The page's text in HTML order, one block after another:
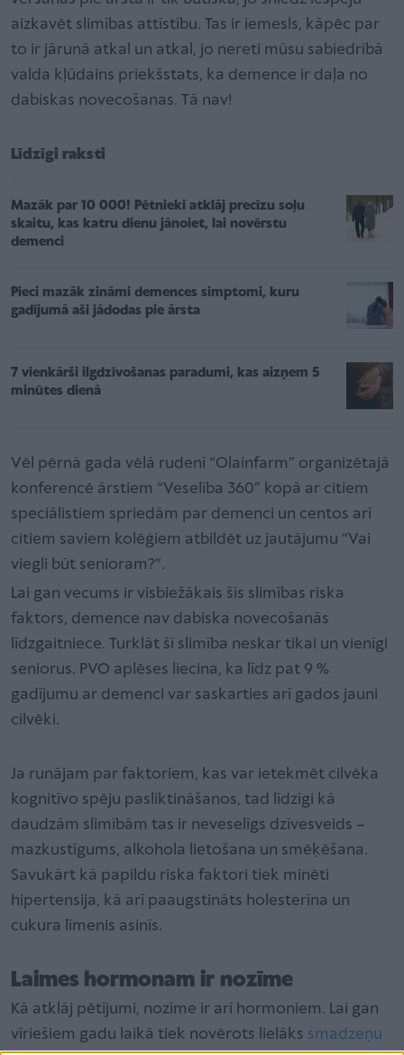
aizkavēt slimības attīstību. Tas ir iemesls, kāpēc par
to ir jārunā atkal un atkal, jo nereti mūsu sabiedrībā
valda kļūdains priekšstats, ka demence ir daļa no
dabiskas novecošanas. Tā nav!
Līdzīgi raksti
Mazāk par 10 000! Pētnieki atklāj precīzu soļu
skaitu, kas katru dienu jānoiet, lai novērstu
demenci
Pieci mazāk zināmi demences simptomi, kuru
gadījumā aši jādodas pie ārsta
7 vienkārši ilgdzīvošanas paradumi, kas aizņem 5
minūtes dienā
Vēl pērnā gada vēlā rudenī “Olainfarm” organizētajā
konferencē ārstiem “Veselība 360” kopā ar citiem
speciālistiem spriedām par demenci un centos arī
citiem saviem kolēģiem atbildēt uz jautājumu “Vai
viegli būt senioram?”.
Lai gan vecums ir visbiežākais šīs slimības riska
faktors, demence nav dabiska novecošanās
līdzgaitniece. Turklāt šī slimība neskar tikai un vienīgi
seniorus. PVO aplēses liecina, ka līdz pat 9 %
gadījumu ar demenci var saskarties arī gados jauni
cilvēki.
Ja runājam par faktoriem, kas var ietekmēt cilvēka
kognitīvo spēju pasliktināšanos, tad līdzīgi kā
daudzām slimībām tas ir neveselīgs dzīvesveids –
mazkustīgums, alkohola lietošana un smēķēšana.
Savukārt kā papildu riska faktori tiek minēti
hipertensija, kā arī paaugstināts holesterīna un
cukura līmenis asinīs.
Laimes hormonam ir nozīme
Kā atklāj pētījumi, nozīme ir arī hormoniem. Lai gan
vīriešiem gadu laikā tiek novērots lielāks smadzeņu